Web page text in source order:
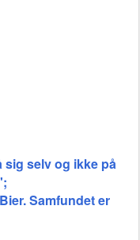
selv og ikke på
Samfundet er